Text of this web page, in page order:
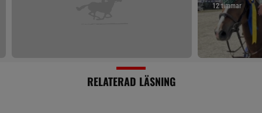
12 timmar
RELATERAD LÄSNING